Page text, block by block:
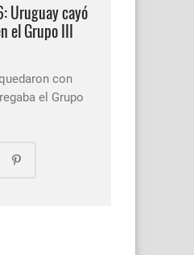
Uruguay cayó
el Grupo III
con
el Grupo